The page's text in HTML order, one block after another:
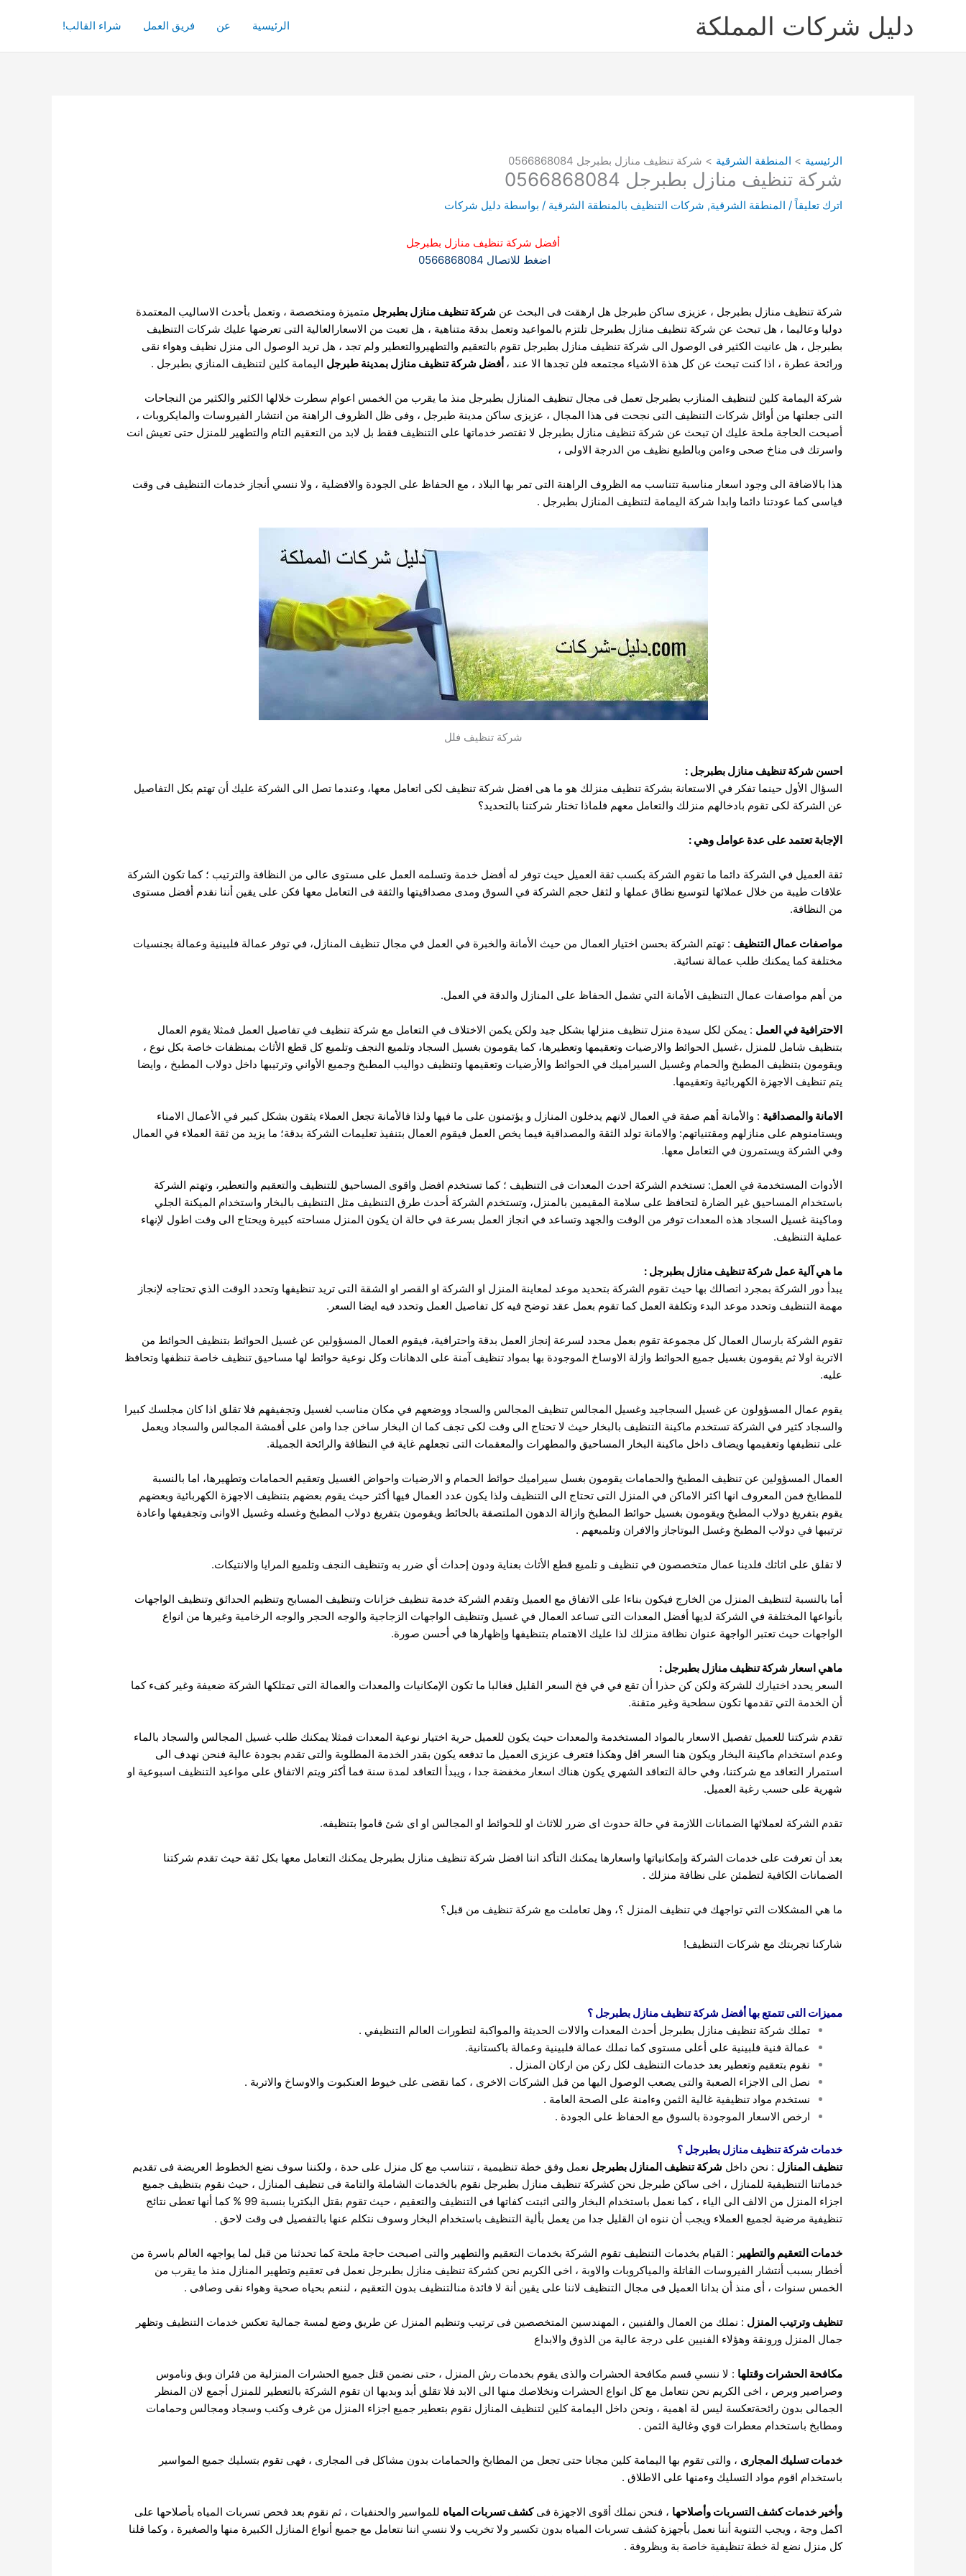
دليل شركات المملكة الرئيسية عن فريق العمل شراء القالب!
الرئيسية المنطقة الشرقية شركة تنظيف منازل بطبرجل 0566868084
شركة تنظيف منازل بطبرجل 0566868084
اترك تعليقاً / المنطقة الشرقية, شركات التنظيف بالمنطقة الشرقية / بواسطة دليل شركات
أفضل شركة تنظيف منازل بطبرجل
اضغط للاتصال 0566868084
شركة تنظيف منازل بطبرجل ، عزيزى ساكن طبرجل هل ارهقت فى البحث عن شركة تنظيف منازل بطبرجل متميزة ومتخصصة ، وتعمل بأحدث الاساليب المعتمدة
دوليا وعاليما ، هل تبحث عن شركة تنظيف منازل بطبرجل تلتزم بالمواعيد وتعمل بدقة متناهية ، هل تعبت من الاسعارالعالية التى تعرضها عليك شركات التنظيف
بطبرجل ، هل عانيت الكثير فى الوصول الى شركة تنظيف منازل بطبرجل تقوم بالتعقيم والتطهيروالتعطير ولم تجد ، هل تريد الوصول الى منزل نظيف وهواء نقى
ورائحة عطرة ، اذا كنت تبحث عن كل هذة الاشياء مجتمعه فلن تجدها الا عند ، أفضل شركة تنظيف منازل بمدينة طبرجل اليمامة كلين لتنظيف المنازي بطبرجل .
شركة اليمامة كلين لتنظيف المنازب بطبرجل تعمل فى مجال تنظيف المنازل بطبرجل منذ ما يقرب من الخمس اعوام سطرت خلالها الكثير والكثير من النجاحات
التى جعلتها من أوائل شركات التنظيف التى نجحت فى هذا المجال ، عزيزى ساكن مدينة طبرجل ، وفى ظل الظروف الراهنة من انتشار الفيروسات والمايكروبات ،
أصبحت الحاجة ملحة عليك ان تبحث عن شركة تنظيف منازل بطبرجل لا تقتصر خدماتها على التنظيف فقط بل لابد من التعقيم التام والتطهير للمنزل حتى تعيش انت
واسرتك فى مناخ صحى وءامن وبالطبع نظيف من الدرجة الاولى ،
هذا بالاضافة الى وجود اسعار مناسبة تتناسب مه الظروف الراهنة التى تمر بها البلاد ، مع الحفاظ على الجودة والافضلية ، ولا ننسي أنجاز خدمات التنظيف فى وقت
قياسى كما عودتنا دائما وابدا شركة اليمامة لتنظيف المنازل بطبرجل .
شركة تنظيف فلل
احسن شركة تنظيف منازل بطبرجل :
السؤال الأول حينما تفكر في الاستعانة بشركة تنظيف منزلك هو ما هى افضل شركة تنظيف لكى اتعامل معها، وعندما تصل الى الشركة عليك أن تهتم بكل التفاصيل
عن الشركة لكى تقوم بادخالهم منزلك والتعامل معهم فلماذا تختار شركتنا بالتحديد؟
الإجابة تعتمد على عدة عوامل وهي :
ثقة العميل في الشركة دائما ما تقوم الشركة بكسب ثقة العميل حيث توفر له أفضل خدمة وتسلمه العمل على مستوى عالى من النظافة والترتيب ؛ كما تكون الشركة
علاقات طيبة من خلال عملائها لتوسيع نطاق عملها و لثقل حجم الشركة في السوق ومدى مصداقيتها والثقة فى التعامل معها فكن على يقين أننا نقدم أفضل مستوى
من النظافة.
مواصفات عمال التنظيف : تهتم الشركة بحسن اختيار العمال من حيث الأمانة والخبرة في العمل في مجال تنظيف المنازل، في توفر عمالة فلبينية وعمالة بجنسيات
مختلفة كما يمكنك طلب عمالة نسائية.
من أهم مواصفات عمال التنظيف الأمانة التي تشمل الحفاظ على المنازل والدقة في العمل.
الاحترافية في العمل : يمكن لكل سيدة منزل تنظيف منزلها بشكل جيد ولكن يكمن الاختلاف في التعامل مع شركة تنظيف في تفاصيل العمل فمثلا يقوم العمال
بتنظيف شامل للمنزل ،غسيل الحوائط والارضيات وتعقيمها وتعطيرها، كما يقومون بغسيل السجاد وتلميع النجف وتلميع كل قطع الأثاث بمنظفات خاصة بكل نوع ،
ويقومون بتنظيف المطبخ والحمام وغسيل السيراميك في الحوائط والأرضيات وتعقيمها وتنظيف دواليب المطبخ وجميع الأواني وترتيبها داخل دولاب المطبخ ، وايضا
يتم تنظيف الاجهزة الكهربائية وتعقيمها.
الامانة والمصداقية : والأمانة أهم صفة في العمال لانهم يدخلون المنازل و يؤتمنون على ما فيها ولذا فالأمانة تجعل العملاء يثقون بشكل كبير في الأعمال الامناء
ويستامنوهم على منازلهم ومقتنياتهم: والامانة تولد الثقة والمصداقية فيما يخص العمل فيقوم العمال بتنفيذ تعليمات الشركة بدقة؛ ما يزيد من ثقة العملاء في العمال
وفي الشركة ويستمرون في التعامل معها.
الأدوات المستخدمة في العمل: تستخدم الشركة احدث المعدات فى التنظيف ؛ كما تستخدم افضل واقوى المساحيق للتنظيف والتعقيم والتعطير، وتهتم الشركة
باستخدام المساحيق غير الضارة لتحافظ على سلامة المقيمين بالمنزل، وتستخدم الشركة أحدث طرق التنظيف مثل التنظيف بالبخار واستخدام الميكنة الجلي
وماكينة غسيل السجاد هذه المعدات توفر من الوقت والجهد وتساعد في انجاز العمل بسرعة في حالة ان يكون المنزل مساحته كبيرة ويحتاج الى وقت اطول لإنهاء
عملية التنظيف.
ما هي آلية عمل شركة تنظيف منازل بطبرجل :
يبدأ دور الشركة بمجرد اتصالك بها حيث تقوم الشركة بتحديد موعد لمعاينة المنزل او الشركة او القصر او الشقة التى تريد تنظيفها وتحدد الوقت الذي تحتاجه لإنجاز
مهمة التنظيف وتحدد موعد البدء وتكلفة العمل كما تقوم بعمل عقد توضح فيه كل تفاصيل العمل وتحدد فيه ايضا السعر.
تقوم الشركة بارسال العمال كل مجموعة تقوم بعمل محدد لسرعة إنجاز العمل بدقة واحترافية، فيقوم العمال المسؤولين عن غسيل الحوائط بتنظيف الحوائط من
الاتربة اولا ثم يقومون بغسيل جميع الحوائط وازلة الاوساخ الموجودة بها بمواد تنظيف آمنة على الدهانات وكل نوعية حوائط لها مساحيق تنظيف خاصة تنظفها وتحافظ
عليه.
يقوم عمال المسؤولون عن غسيل السجاجيد وغسيل المجالس تنظيف المجالس والسجاد ووضعهم في مكان مناسب لغسيل وتجفيفهم فلا تقلق اذا كان مجلسك كبيرا
والسجاد كثير في الشركة تستخدم ماكينة التنظيف بالبخار حيث لا تحتاج الى وقت لكى تجف كما ان البخار ساخن جدا وامن على أقمشة المجالس والسجاد ويعمل
على تنظيفها وتعقيمها ويضاف داخل ماكينة البخار المساحيق والمطهرات والمعقمات التى تجعلهم غاية في النظافة والرائحة الجميلة.
العمال المسؤولين عن تنظيف المطبخ والحمامات يقومون بغسل سيراميك حوائط الحمام و الارضيات واحواض الغسيل وتعقيم الحمامات وتطهيرها، اما بالنسبة
للمطابخ فمن المعروف انها اكثر الاماكن في المنزل التى تحتاج الى التنظيف ولذا يكون عدد العمال فيها أكثر حيث يقوم بعضهم بتنظيف الاجهزة الكهربائية وبعضهم
يقوم بتفريغ دولاب المطبخ ويقومون بغسيل حوائط المطبخ وازالة الدهون الملتصقة بالحائط ويقومون بتفريغ دولاب المطبخ وغسله وغسيل الاوانى وتجفيفها واعادة
ترتيبها في دولاب المطبخ وغسل البوتاجاز والافران وتلميعهم .
لا تقلق على اثاثك فلدينا عمال متخصصون في تنظيف و تلميع قطع الأثاث بعناية ودون إحداث أي ضرر به وتنظيف النجف وتلميع المرايا والانتيكات.
أما بالنسبة لتنظيف المنزل من الخارج فيكون بناءا على الاتفاق مع العميل وتقدم الشركة خدمة تنظيف خزانات وتنظيف المسابح وتنظيم الحدائق وتنظيف الواجهات
بأنواعها المختلفة في الشركة لديها أفضل المعدات التى تساعد العمال في غسيل وتنظيف الواجهات الزجاجية والوجه الحجر والوجه الرخامية وغيرها من انواع
الواجهات حيث تعتبر الواجهة عنوان نظافة منزلك لذا عليك الاهتمام بتنظيفها وإظهارها في أحسن صورة.
ماهي اسعار شركة تنظيف منازل بطبرجل :
السعر يحدد اختيارك للشركة ولكن كن حذرا أن تقع في في فخ السعر القليل فغالبا ما تكون الإمكانيات والمعدات والعمالة التى تمتلكها الشركة ضعيفة وغير كفء كما
أن الخدمة التي تقدمها تكون سطحية وغير متقنة.
تقدم شركتنا للعميل تفصيل الاسعار بالمواد المستخدمة والمعدات حيث يكون للعميل حرية اختيار نوعية المعدات فمثلا يمكنك طلب غسيل المجالس والسجاد بالماء
وعدم استخدام ماكينة البخار ويكون هنا السعر اقل وهكذا فتعرف عزيزى العميل ما تدفعه يكون بقدر الخدمة المطلوبة والتى تقدم بجودة عالية فنحن نهدف الى
استمرار التعاقد مع شركتنا، وفي حالة التعاقد الشهري يكون هناك اسعار مخفضة جدا ، ويبدأ التعاقد لمدة سنة فما أكثر ويتم الاتفاق على مواعيد التنظيف اسبوعية او
شهرية على حسب رغبة العميل.
تقدم الشركة لعملائها الضمانات اللازمة في حالة حدوث اى ضرر للاثاث او للحوائط او المجالس او اى شئ قاموا بتنظيفه.
بعد أن تعرفت على خدمات الشركة وإمكانياتها واسعارها يمكنك التأكد اننا افضل شركة تنظيف منازل بطبرجل يمكنك التعامل معها بكل ثقة حيث تقدم شركتنا
الضمانات الكافية لتطمئن على نظافة منزلك .
ما هي المشكلات التي تواجهك في تنظيف المنزل ؟، وهل تعاملت مع شركة تنظيف من قبل؟
شاركنا تجربتك مع شركات التنظيف!
مميزات التى تتمتع بها أفضل شركة تنظيف منازل بطبرجل ؟
تملك شركة تنظيف منازل بطبرجل أحدث المعدات والالات الحديثة والمواكبة لتطورات العالم التنظيفي .
عمالة فنية فلبينية على أعلى مستوى كما نملك عمالة فلبينية وعمالة باكستانية.
نقوم بتعقيم وتعطير بعد خدمات التنظيف لكل ركن من اركان المنزل .
نصل الى الاجزاء الصعبة والتى يصعب الوصول اليها من قبل الشركات الاخرى ، كما نقضى على خيوط العنكبوت والاوساخ والاتربة .
نستخدم مواد تنظيفية غالية الثمن وءامنة على الصحة العامة .
ارخص الاسعار الموجودة بالسوق مع الحفاظ على الجودة .
خدمات شركة تنظيف منازل بطبرجل ؟
تنظيف المنازل : نحن داخل شركة تنظيف المنازل بطبرجل نعمل وفق خطة تنظيمية ، تتناسب مع كل منزل على حدة ، ولكننا سوف نضع الخطوط العريضة فى تقديم
خدماتنا التنظيفية للمنازل ، اخى ساكن طبرجل نحن كشركة تنظيف منازل بطبرجل نقوم بالخدمات الشاملة والتامة فى تنظيف المنازل ، حيث نقوم بتنظيف جميع
اجزاء المنزل من الالف الى الياء ، كما نعمل باستخدام البخار والتى اثبتت كفاتها فى التنظيف والتعقيم ، حيث تقوم بقتل البكتريا بنسبة 99 % كما أنها تعطى نتائج
تنظيفية مرضية لجميع العملاء ويجب أن ننوه ان القليل جدا من يعمل بألية التنظيف باستخدام البخار وسوف نتكلم عنها بالتفصيل فى وقت لاحق .
خدمات التعقيم والتطهير : القيام بخدمات التنظيف تقوم الشركة بخدمات التعقيم والتطهير والتى اصبحت حاجة ملحة كما تحدثنا من قبل لما يواجهه العالم باسرة من
أخطار بسبب أنتشار الفيروسات القاتلة والمياكروبات والاوبة ، اخى الكريم نحن كشركة تنظيف منازل بطبرجل نعمل فى تعقيم وتطهير المنازل منذ ما يقرب من
الخمس سنوات ، أى منذ أن بدانا العميل فى مجال التنظيف لاننا على يقين أنة لا فائدة منالتنظيف بدون التعقيم ، لننعم بحياه صحية وهواء نقى وصافى .
تنظيف وترتيب المنزل : نملك من العمال والفنيين ، المهندسين المتخصصين فى ترتيب وتنظيم المنزل عن طريق وضع لمسة جمالية تعكس خدمات التنظيف وتظهر
جمال المنزل ورونقة وهؤلاء الفنيين على درجة عالية من الذوق والابداع
مكافحة الحشرات وقتلها : لا ننسي قسم مكافحة الحشرات والذى يقوم بخدمات رش المنزل ، حتى نضمن قتل جميع الحشرات المنزلية من فئران وبق وناموس
وصراصير وبرص ، اخى الكريم نحن نتعامل مع كل انواع الحشرات ونخلاصك منها الى الابد فلا تقلق أبد وبديها ان تقوم الشركة بالتعطير للمنزل أجمع لان المنظر
الجمالى بدون رائحةتعكسة ليس لة اهمية ، ونحن داخل اليمامة كلين لتنظيف المنازل نقوم بتعطير جميع اجزاء المنزل من غرف وكنب وسجاد ومجالس وحمامات
ومطابخ باستخدام معطرات قوي وغالية الثمن .
خدمات تسليك المجارى ، والتى تقوم بها اليمامة كلين مجانا حتى تجعل من المطابخ والحمامات بدون مشاكل فى المجارى ، فهى تقوم بتسليك جميع المواسير
باستخدام اقوم مواد التسليك وءمنها على الاطلاق .
وأخير خدمات كشف التسربات وأصلاحها ، فنحن نملك أقوى الاجهزة فىكشف تسربات المياه للمواسير والحنفيات ، ثم نقوم بعد فحص تسربات المياه بأصلاحها على
اكمل وجة ، ويجب التنوية أننا نعمل بأجهزة كشف تسربات المياه بدون تكسير ولا تخريب ولا ننسي اننا نتعامل مع جميع أنواع المنازل الكبيرة منها والصغيرة ، وكما قلنا
كل منزل نضع لة خطة تنظيفية خاصة بة وبظروفة .